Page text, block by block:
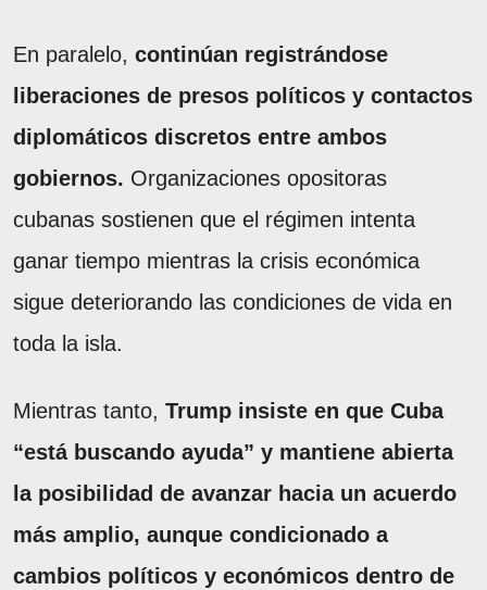
En paralelo, continúan registrándose
liberaciones de presos políticos y contactos
diplomáticos discretos entre ambos
gobiernos. Organizaciones opositoras
cubanas sostienen que el régimen intenta
ganar tiempo mientras la crisis económica
sigue deteriorando las condiciones de vida en
toda la isla.
Mientras tanto, Trump insiste en que Cuba
“está buscando ayuda” y mantiene abierta
la posibilidad de avanzar hacia un acuerdo
más amplio, aunque condicionado a
cambios políticos y económicos dentro de